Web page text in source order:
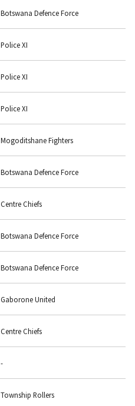
Botswana Defence Force
Police XI
Police XI
Police XI
Mogoditshane Fighters
Botswana Defence Force
Centre Chiefs
Botswana Defence Force
Botswana Defence Force
Gaborone United
Centre Chiefs
-
Township Rollers